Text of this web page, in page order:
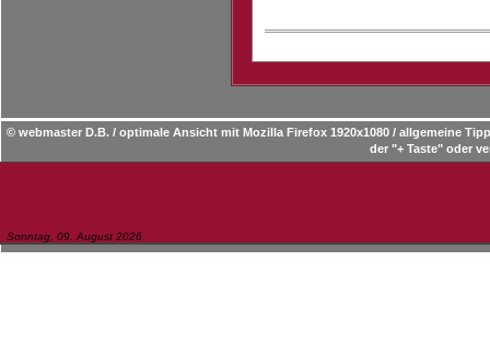
© webmaster D.B. / optimale Ansicht mit Mozilla Firefox 1920x1080 / allgemeine
der "+ Taste" oder
Sonntag, 09. August 2026